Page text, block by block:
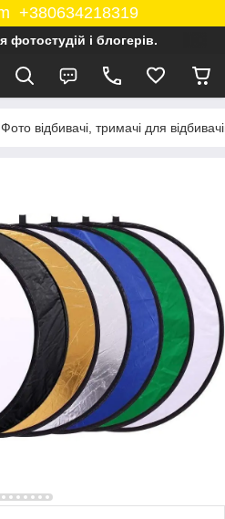
+380634218319
і блогерів.
Фото відбивачі, тримачі для